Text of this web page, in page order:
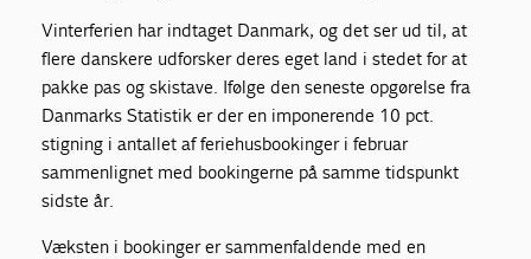
Vinterferien har indtaget Danmark, og det ser ud til, at
flere danskere udforsker deres eget land i stedet for at
pakke pas og skistave. Ifølge den seneste opgørelse fra
Danmarks Statistik er der en imponerende 10 pct.
stigning i antallet af feriehusbookinger i februar
sammenlignet med bookingerne på samme tidspunkt
sidste år.
Væksten i bookinger er sammenfaldende med en